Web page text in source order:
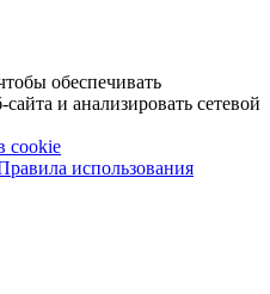
обеспечивать
и анализировать сетевой
cookie
использования